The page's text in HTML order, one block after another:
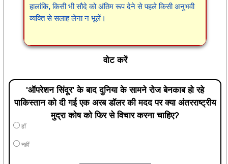
वोट करें
'ऑपरेशन सिंदूर' के बाद दुनिया के सामने रोज बेनकाब हो रहे
मुद्रा कोष को फिर से विचार करना चाहिए?